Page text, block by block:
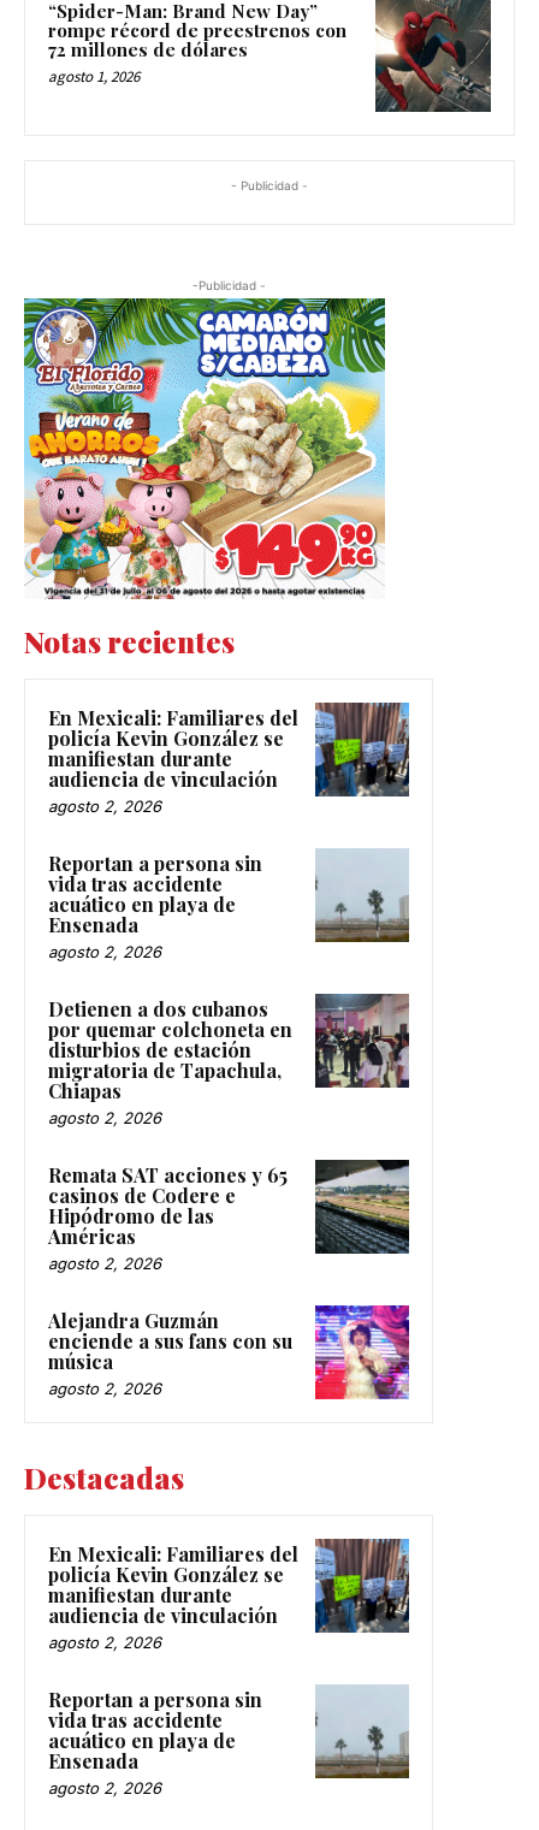
“Spider-Man: Brand New Day”
rompe récord de preestrenos con
72 millones de dólares
agosto 1, 2026
- Publicidad -
-Publicidad -
Notas recientes
En Mexicali: Familiares del
policía Kevin González se
manifiestan durante
audiencia de vinculación
agosto 2, 2026
Reportan a persona sin
vida tras accidente
acuático en playa de
Ensenada
agosto 2, 2026
Detienen a dos cubanos
por quemar colchoneta en
disturbios de estación
migratoria de Tapachula,
Chiapas
agosto 2, 2026
Remata SAT acciones y 65
casinos de Codere e
Hipódromo de las
Américas
agosto 2, 2026
Alejandra Guzmán
enciende a sus fans con su
música
agosto 2, 2026
Destacadas
En Mexicali: Familiares del
policía Kevin González se
manifiestan durante
audiencia de vinculación
agosto 2, 2026
Reportan a persona sin
vida tras accidente
acuático en playa de
Ensenada
agosto 2, 2026